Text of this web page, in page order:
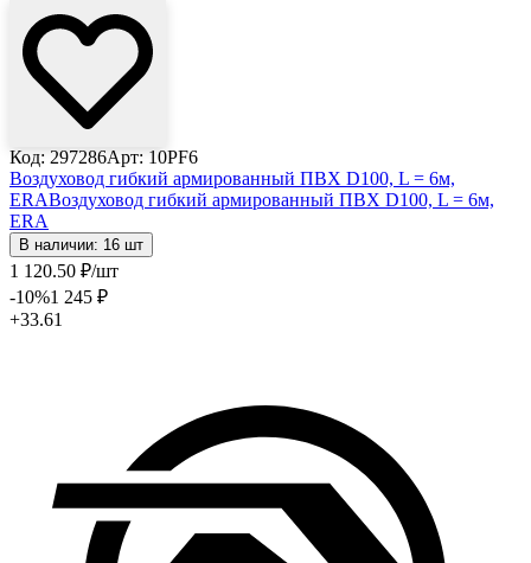
Код: 297286Арт: 10PF6
Воздуховод гибкий армированный ПВХ D100, L = 6м,
ERAВоздуховод гибкий армированный ПВХ D100, L = 6м,
ERA
В наличии: 16 шт
1 120.50 ₽/шт
-10%1 245 ₽
+33.61